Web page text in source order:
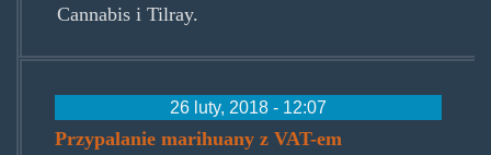
Cannabis i Tilray.
26 luty, 2018 - 12:07
Przypalanie marihuany z VAT-em